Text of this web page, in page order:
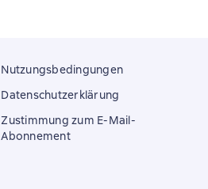
Nutzungsbedingungen
Datenschutzerklärung
Zustimmung zum E-Mail-
Abonnement